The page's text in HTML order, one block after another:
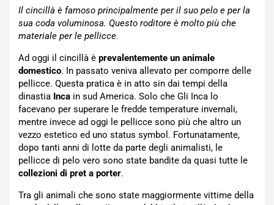
Il cincillà è famoso principalmente per il suo pelo e per la
sua coda voluminosa. Questo roditore è molto più che
materiale per le pellicce.
Ad oggi il cincillà è prevalentemente un animale
domestico. In passato veniva allevato per comporre delle
pellicce. Questa pratica è in atto sin dai tempi della
dinastia Inca in sud America. Solo che Gli Inca lo
facevano per superare le fredde temperature invernali,
mentre invece ad oggi le pellicce sono più che altro un
vezzo estetico ed uno status symbol. Fortunatamente,
dopo tanti anni di lotte da parte degli animalisti, le
pellicce di pelo vero sono state bandite da quasi tutte le
collezioni di pret a porter.
Tra gli animali che sono state maggiormente vittime della